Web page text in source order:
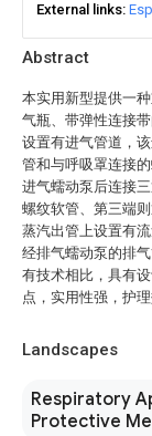
Abstract
本实用新型提供一
气瓶、带弹性连接
设置有进气管道，
管和与呼吸罩连接
进气蠕动泵后连接
螺纹软管、第三端
蒸汽出管上设置有
经排气蠕动泵的排
有技术相比，具有
点，实用性强，护
Landscapes
Respiratory
Protective
External links